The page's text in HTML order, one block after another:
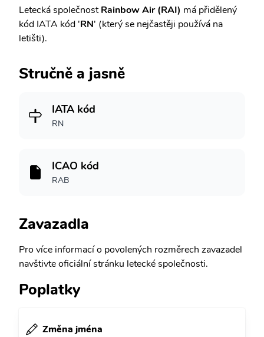
Letecká společnostRainbow Air (RAI) má přidělený
kód IATA kód 'RN' (který se nejčastěji používá na
letišti).
Stručně a jasně
IATA kód
RN
ICAO kód
RAB
Zavazadla
Pro více informací o povolených rozměrech zavazadel
navštivte oficiální stránku letecké společnosti.
Poplatky
Změna jména